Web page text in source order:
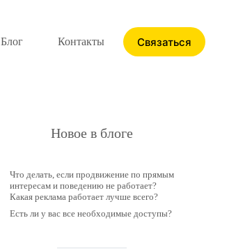
Блог Контакты Связаться
Новое в блоге
Что делать, если продвижение по прямым
интересам и поведению не работает?
Какая реклама работает лучше всего?
Есть ли у вас все необходимые доступы?